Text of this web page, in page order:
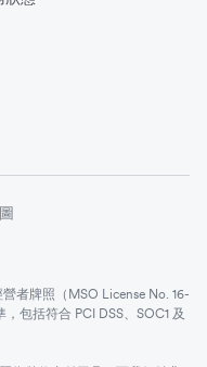
者牌照（MSO License No. 16-
包括符合 PCI DSS、SOC1 及